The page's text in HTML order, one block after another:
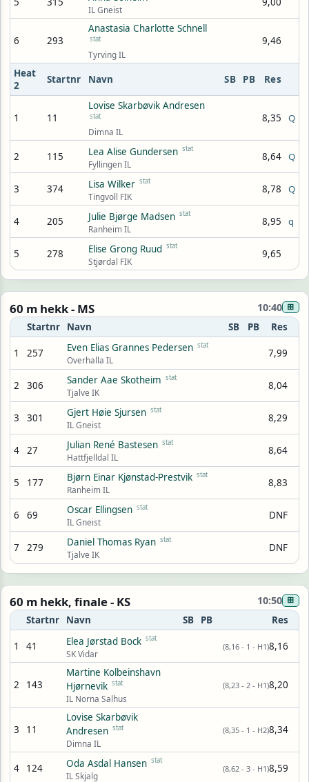
IL Gneist
6 293
Anastasia Charlotte Schnell
stat
Tyrving IL
9,46
Heat
2
Startnr Navn SB PB Res
1 11
Lovise Skarbøvik Andresen
stat
Dimna IL
8,35 Q
2 115 Lea Alise Gundersen stat
Fyllingen IL
8,64 Q
3 374 Lisa Wilker stat
Tingvoll FIK
8,78 Q
4 205 Julie Bjørge Madsen stat
Ranheim IL
8,95 q
5 278 Elise Grong Ruud stat
Stjørdal FIK
9,65
60 m hekk - MS 10:40 ⊞
Startnr Navn SB PB Res
1 257 Even Elias Grannes Pedersen stat
Overhalla IL
7,99
2 306 Sander Aae Skotheim stat
Tjalve IK
8,04
3 301 Gjert Høie Sjursen stat
IL Gneist
8,29
4 27 Julian René Bastesen stat
Hattfjelldal IL
8,64
5 177 Bjørn Einar Kjønstad-Prestvik stat
Ranheim IL
8,83
6 69 Oscar Ellingsen stat
IL Gneist
DNF
7 279 Daniel Thomas Ryan stat
Tjalve IK
DNF
60 m hekk, finale - KS 10:50 ⊞
Startnr Navn SB PB Res
1 41 Elea Jørstad Bock stat
SK Vidar
8,16
(8,16 - 1 - H1)
2 143
Martine Kolbeinshavn
Hjørnevik stat
IL Norna Salhus
8,20
(8,23 - 2 - H1)
3 11
Lovise Skarbøvik
Andresen stat
Dimna IL
8,34
(8,35 - 1 - H2)
4 124 Oda Asdal Hansen stat
IL Skjalg
8,59
(8,62 - 3 - H1)